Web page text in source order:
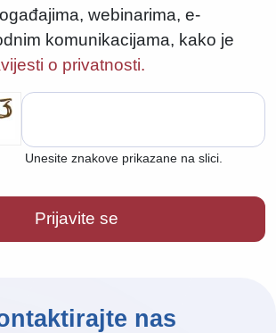
webinarima, e-
komunikacijama, kako je
o privatnosti.
Unesite znakove prikazane na slici.
nas